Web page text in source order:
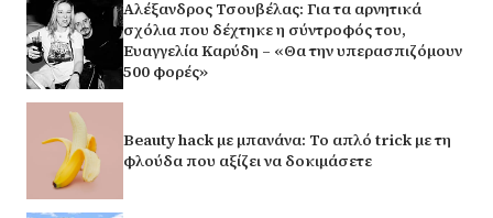
Αλέξανδρος Τσουβέλας: Για τα αρνητικά
σχόλια που δέχτηκε η σύντροφός του,
Ευαγγελία Καρύδη – «Θα την υπερασπιζόμουν
500 φορές»
Beauty hack με μπανάνα: Το απλό trick με τη
φλούδα που αξίζει να δοκιμάσετε